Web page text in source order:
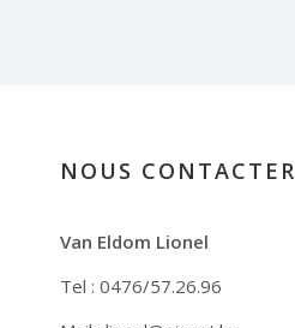
NOUS CONTACTER
Van Eldom Lionel
Tel : 0476/57.26.96